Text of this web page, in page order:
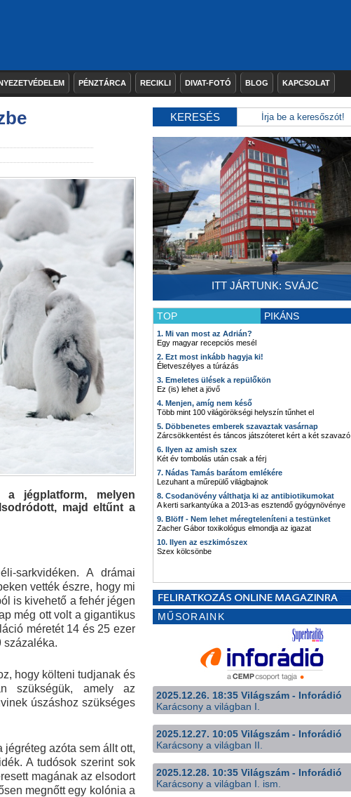
PÉNZTÁRCA RECIKLI DIVAT-FOTÓ BLOG KAPCSOLAT
jégplatform, melyen
majd eltűnt a
sarkvidéken. A drámai
vették észre, hogy mi
is kivehető a fehér jégen
még ott volt a gigantikus
méretét 14 és 25 ezer
százaléka.
hogy költeni tudjanak és
szükségük, amely az
úszáshoz szükséges
azóta sem állt ott,
A tudósok szerint sok
magának az elsodort
megnőtt egy kolónia a
KERESÉS
ITT JÁRTUNK: SVÁJC
TOP PIKÁNS
1. Mi van most az Adrián?
Egy magyar recepciós mesél
2. Ezt most inkább hagyja ki!
Életveszélyes a túrázás
3. Emeletes ülések a repülőkön
Ez (is) lehet a jövő
4. Menjen, amíg nem késő
Több mint 100 világörökségi helyszín tűnhet el
5. Döbbenetes emberek szavaztak vasárnap
Zárcsökkentést és táncos játszóteret kért a két szavazó
6. Ilyen az amish szex
Két év tombolás után csak a férj
7. Nádas Tamás barátom emlékére
Lezuhant a műrepülő világbajnok
8. Csodanövény válthatja ki az antibiotikumokat
A kerti sarkantyúka a 2013-as esztendő gyógynövénye
9. Blöff - Nem lehet méregteleníteni a testünket
Zacher Gábor toxikológus elmondja az igazat
10. Ilyen az eszkimószex
Szex kölcsönbe
MŰSORAINK
2025.12.26. 18:35 Világszám - Inforádió
Karácsony a világban I.
2025.12.27. 10:05 Világszám - Inforádió
Karácsony a világban II.
2025.12.28. 10:35 Világszám - Inforádió
Karácsony a világban I. ism.